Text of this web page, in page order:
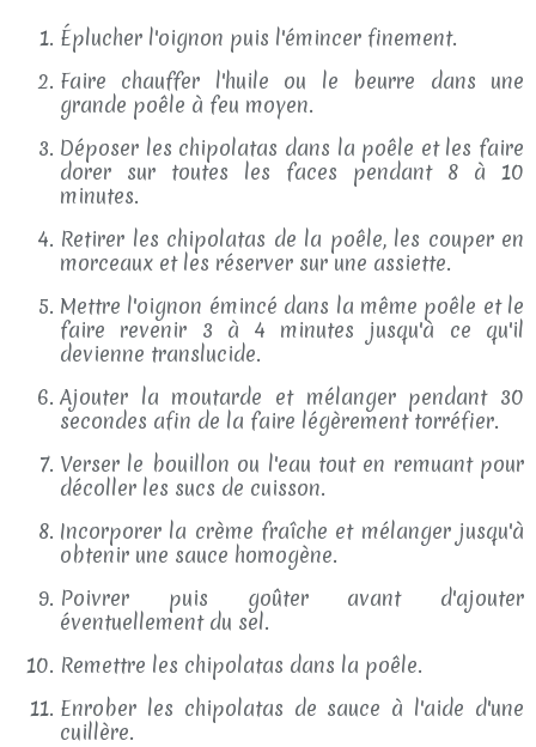
Éplucher l'oignon puis l'émincer finement.
Faire chauffer l'huile ou le beurre dans une
grande poêle à feu moyen.
Déposer les chipolatas dans la poêle et les faire
dorer sur toutes les faces pendant 8 à 10
minutes.
Retirer les chipolatas de la poêle, les couper en
morceaux et les réserver sur une assiette.
Mettre l'oignon émincé dans la même poêle et le
faire revenir 3 à 4 minutes jusqu'à ce qu'il
devienne translucide.
Ajouter la moutarde et mélanger pendant 30
secondes afin de la faire légèrement torréfier.
Verser le bouillon ou l'eau tout en remuant pour
décoller les sucs de cuisson.
Incorporer la crème fraîche et mélanger jusqu'à
obtenir une sauce homogène.
Poivrer puis goûter avant d'ajouter
éventuellement du sel.
Remettre les chipolatas dans la poêle.
Enrober les chipolatas de sauce à l'aide d'une
cuillère.